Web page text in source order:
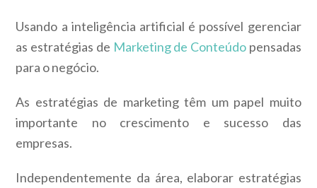
Usando a inteligência artificial é possível gerenciar
as estratégias de Marketing de Conteúdopensadas
para o negócio.
As estratégias de marketing têm um papel muito
importante no crescimento e sucesso das
empresas.
Independentemente da área, elaborar estratégias